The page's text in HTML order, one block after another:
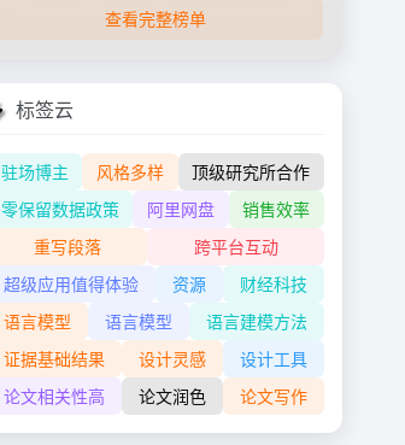
查看完整榜单
标签云
驻场博主 风格多样
顶级研究所合作
零保留数据政策
阿里网盘
销售效率
重写段落
跨平台互动
超级应用值得体验
资源
财经科技
语言模型
语言模型
语言建模方法
证据基础结果
设计灵感
设计工具
论文相关性高
论文润色 论文写作